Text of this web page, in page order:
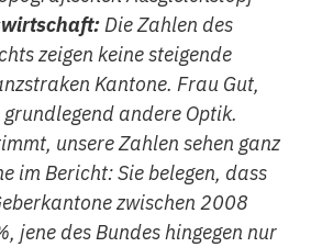
Die Zahlen des
zeigen keine steigende
Kantone. Frau Gut,
andere Optik.
unsere Zahlen sehen ganz
im Bericht: Sie belegen, dass
zwischen 2008
jene des Bundes hingegen nur